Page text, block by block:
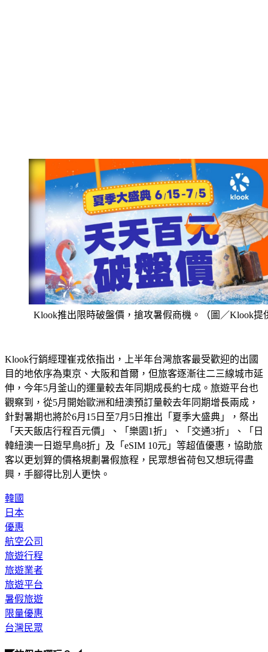
Klook行銷經理崔戎依指出，上半年台灣旅客最受歡迎的出國
目的地依序為東京、大阪和首爾，但旅客逐漸往二三線城市延
伸，今年5月釜山的運量較去年同期成長約七成。旅遊平台也
觀察到，從5月開始歐洲和紐澳預訂量較去年同期增長兩成，
針對暑期也將於6月15日至7月5日推出「夏季大盛典」，祭出
「天天飯店行程百元價」、「樂園1折」、「交通3折」、「日
韓紐澳一日遊早鳥8折」及「eSIM 10元」等超值優惠，協助旅
客以更划算的價格規劃暑假旅程，民眾想省荷包又想玩得盡
韓國
日本
優惠
航空公司
旅遊行程
旅遊業者
旅遊平台
暑假旅遊
限量優惠